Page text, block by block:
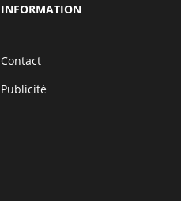
INFORMATION
Contact
Publicité